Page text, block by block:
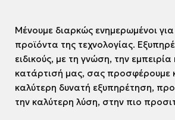
Μένουμε διαρκώς ενημερωμένοι
προϊόντα της τεχνολογίας.
ειδικούς, με τη γνώση, την εμπειρία
κατάρτισή μας, σας προσφέρουμε
καλύτερη δυνατή εξυπηρέτηση,
την καλύτερη λύση, στην πιο